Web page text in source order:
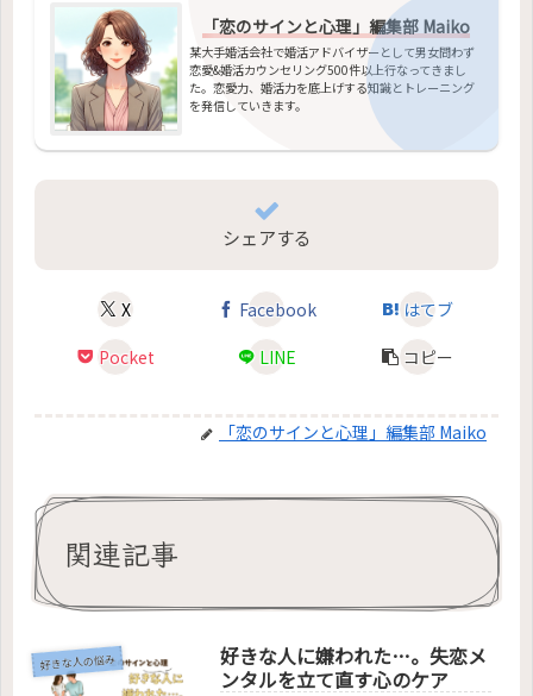
「恋のサインと心理」編集部 Maiko
某大手婚活会社で婚活アドバイザーとして男女問わず
恋愛&婚活カウンセリング500件以上行なってきまし
た。恋愛力、婚活力を底上げする知識とトレーニング
を発信していきます。
シェアする
X Facebook
はてブ
Pocket
LINE コピー
「恋のサインと心理」編集部 Maiko
関連記事
好きな人の悩み
好きな人に嫌われた…。失恋メ
ンタルを立て直す心のケア